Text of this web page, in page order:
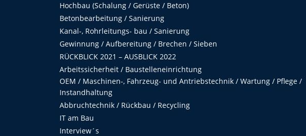
Hochbau (Schalung / Gerüste / Beton)
Betonbearbeitung / Sanierung
Kanal-, Rohrleitungs- bau / Sanierung
Gewinnung / Aufbereitung / Brechen / Sieben
RÜCKBLICK 2021 – AUSBLICK 2022
Arbeitssicherheit / Baustelleneinrichtung
OEM / Maschinen-, Fahrzeug- und Antriebstechnik / Wartung / Pflege /
Instandhaltung
Abbruchtechnik / Rückbau / Recycling
IT am Bau
Interview´s